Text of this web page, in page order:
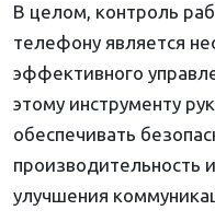
В целом, контроль
телефону является
эффективного
этому инструменту
обеспечивать
производительность
улучшения